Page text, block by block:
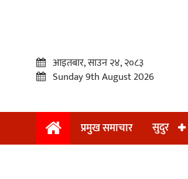
प्रमुख
आइतबार, साउन २४, २०८३
Sunday 9th August 2026
प्रमुख समाचार सुदुर